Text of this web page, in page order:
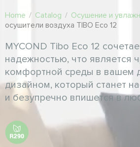
Home / Catalog / Осушение и
осушители воздуха TIBO Eco 12
MYCOND Tibo Eco 12
надежностью, что является
комфортной среды в вашем
дизайном, который станет
и безупречно впишется в